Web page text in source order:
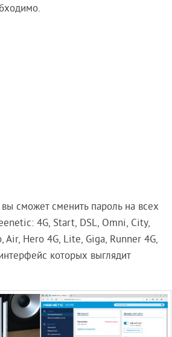
сможет сменить пароль на всех
4G, Start, DSL, Omni, City,
Air, Hero 4G, Lite, Giga, Runner 4G,
которых выглядит